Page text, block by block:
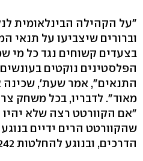
"על הקהילה הבינלאומית
וברורים שיצביעו על תנאי
בצעדים קשוחים נגד כל מי
הפלסטינים נוקטים
התנאים", אמר שעת',
מאוד". לדבריו, בכל משחק
"אם הקוורטט רצה שלא יהיו
שהקוורטט הרים ידיים
הדרכים, ובנוגע להחלטות 242 ו-1515 של האו"ם".